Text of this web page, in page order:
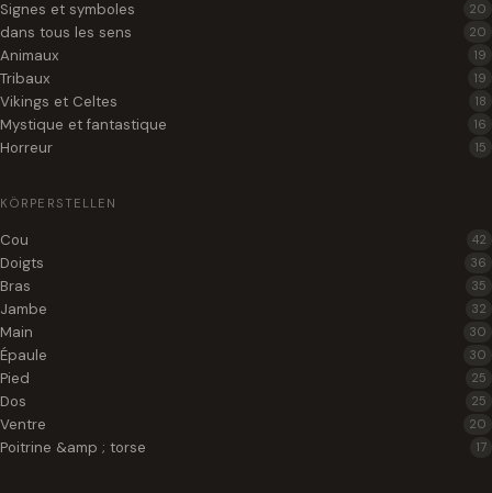
Signes et symboles 20
dans tous les sens 20
Animaux 19
Tribaux 19
Vikings et Celtes 18
Mystique et fantastique 16
Horreur 15
KÖRPERSTELLEN
Cou 42
Doigts 36
Bras 35
Jambe 32
Main 30
Épaule 30
Pied 25
Dos 25
Ventre 20
Poitrine &amp ; torse 17